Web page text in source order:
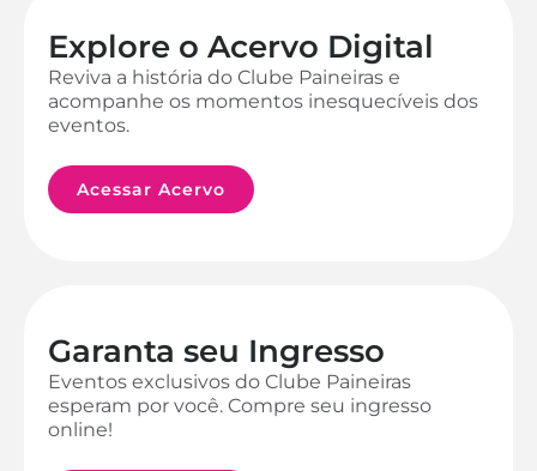
Explore o Acervo Digital
Reviva a história do Clube Paineiras e
acompanhe os momentos inesquecíveis dos
eventos.
Acessar Acervo
Garanta seu Ingresso
Eventos exclusivos do Clube Paineiras
esperam por você. Compre seu ingresso
online!